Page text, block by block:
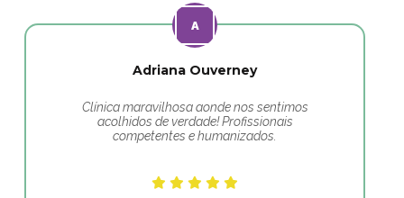
Adriana Ouverney
Clínica maravilhosa aonde nos sentimos
acolhidos de verdade! Profissionais
competentes e humanizados.